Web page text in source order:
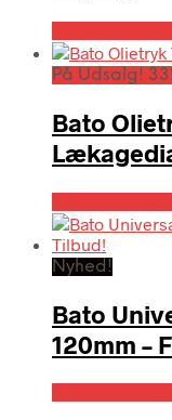
På Udsalg!
Bato
Nyhed!
Bato
120mm –